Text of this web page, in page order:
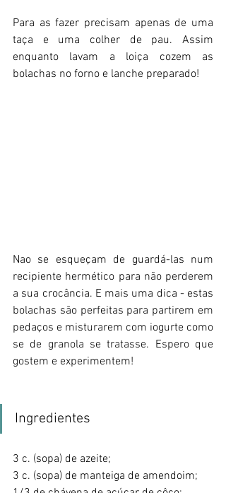
Para as fazer precisam apenas de uma
taça e uma colher de pau. Assim
enquanto lavam a loiça cozem as
bolachas no forno e lanche preparado!
Nao se esqueçam de guardá-las num
recipiente hermético para não perderem
a sua crocância. E mais uma dica - estas
bolachas são perfeitas para partirem em
pedaços e misturarem com iogurte como
se de granola se tratasse. Espero que
gostem e experimentem!
Ingredientes
3 c. (sopa) de azeite;
3 c. (sopa) de manteiga de amendoim;